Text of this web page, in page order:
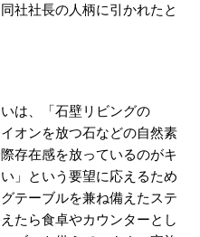
社社長の人柄に引かれたと
は、「石壁リビングの
オンを放つ石などの自然素
存在感を放っているのがキ
」という要望に応えるため
テーブルを兼ね備えたステ
たら食卓やカウンターとし